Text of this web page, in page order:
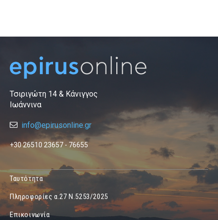
Τσιριγώτη 14 & Κάνιγγος
Ιωάννινα
info@epirusonline.gr
+30 26510 23657 - 76655
Ταυτότητα
Πληροφορίες α.27 Ν.5253/2025
Επικοινωνία